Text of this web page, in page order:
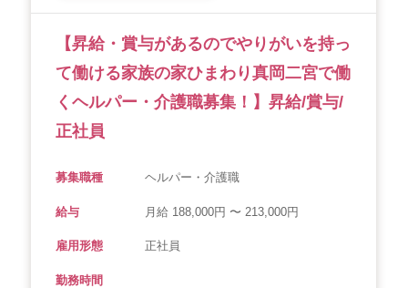
【昇給・賞与があるのでやりがいを持っ
て働ける家族の家ひまわり真岡二宮で働
くヘルパー・介護職募集！】昇給/賞与/
正社員
募集職種 ヘルパー・介護職
給与 月給 188,000円 〜 213,000円
雇用形態 正社員
勤務時間